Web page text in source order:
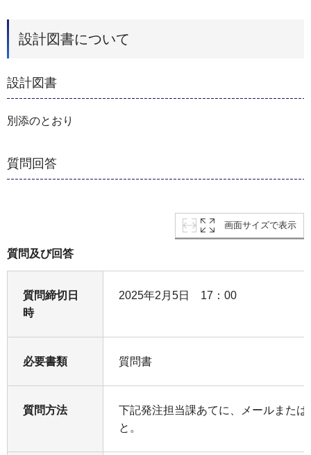
設計図書について
設計図書
別添のとおり
質問回答
画面サイズで表示
質問及び回答
質問締切日
時
2025年2月5日 17：00
必要書類 質問書
質問方法
下記発注担当課あてに、メールまた
と。